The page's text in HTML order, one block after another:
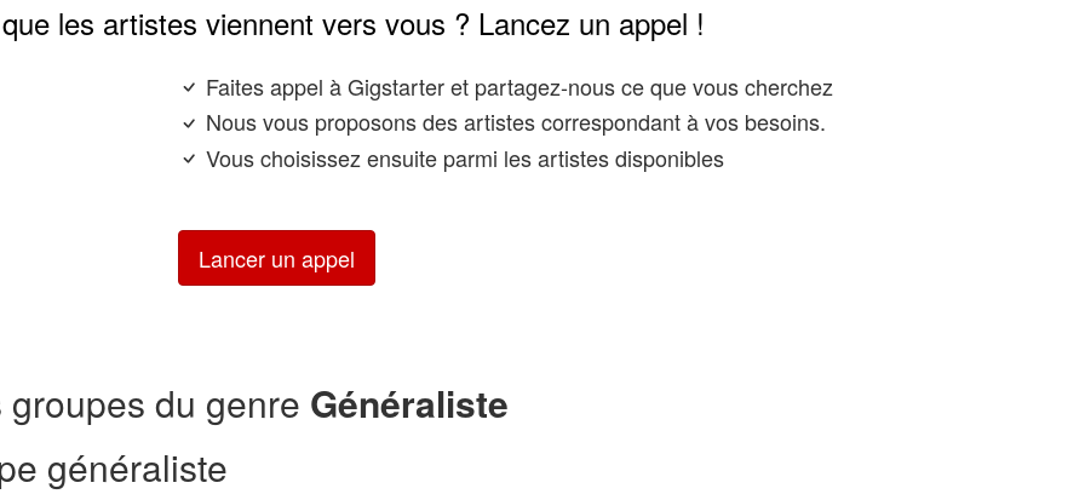
les artistes viennent vers vous ? Lancez un appel !
Faites appel à Gigstarter et partagez-nous ce que vous cherchez
Nous vous proposons des artistes correspondant à vos besoins.
Vous choisissez ensuite parmi les artistes disponibles
Lancer un appel
groupes du genre Généraliste
généraliste